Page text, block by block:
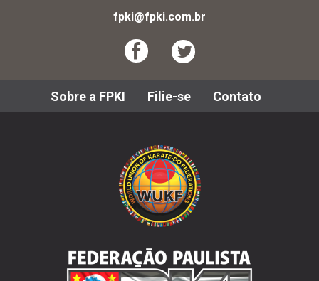
fpki@fpki.com.br
Sobre a FPKI Filie-se Contato